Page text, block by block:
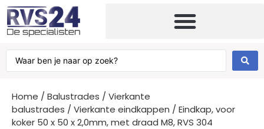
Home /Balustrades /Vierkante
balustrades /Vierkante eindkappen / Eindkap, voor
koker 50 x 50 x 2,0mm, met draad M8, RVS 304